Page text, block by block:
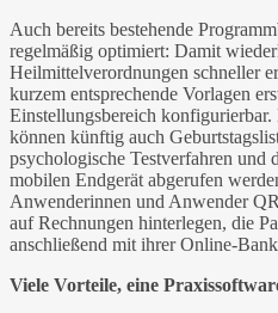
Auch bereits bestehende
regelmäßig optimiert: Damit
Heilmittelverordnungen schneller
kurzem entsprechende Vorlagen
Einstellungsbereich
können künftig auch
psychologische Testverfahren und
mobilen Endgerät abgerufen
Anwenderinnen und Anwender
auf Rechnungen hinterlegen, die
anschließend mit ihrer Online-
Viele Vorteile, eine